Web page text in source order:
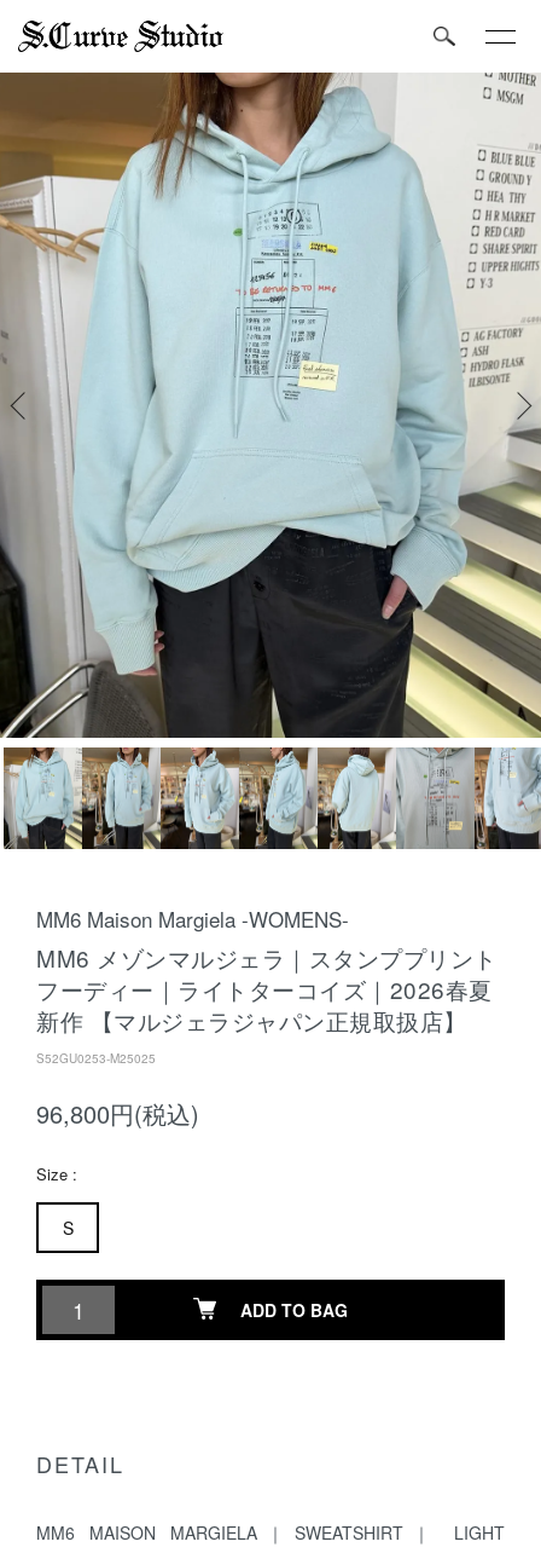
MM6 Maison Margiela -WOMENS-
MM6 メゾンマルジェラ｜スタンププリント
フーディー｜ライトターコイズ｜2026春夏
新作 【マルジェラジャパン正規取扱店】
S52GU0253-M25025
96,800円(税込)
Size :
S
ADD TO BAG
DETAIL
MM6 MAISON MARGIELA｜SWEATSHIRT｜ LIGHT